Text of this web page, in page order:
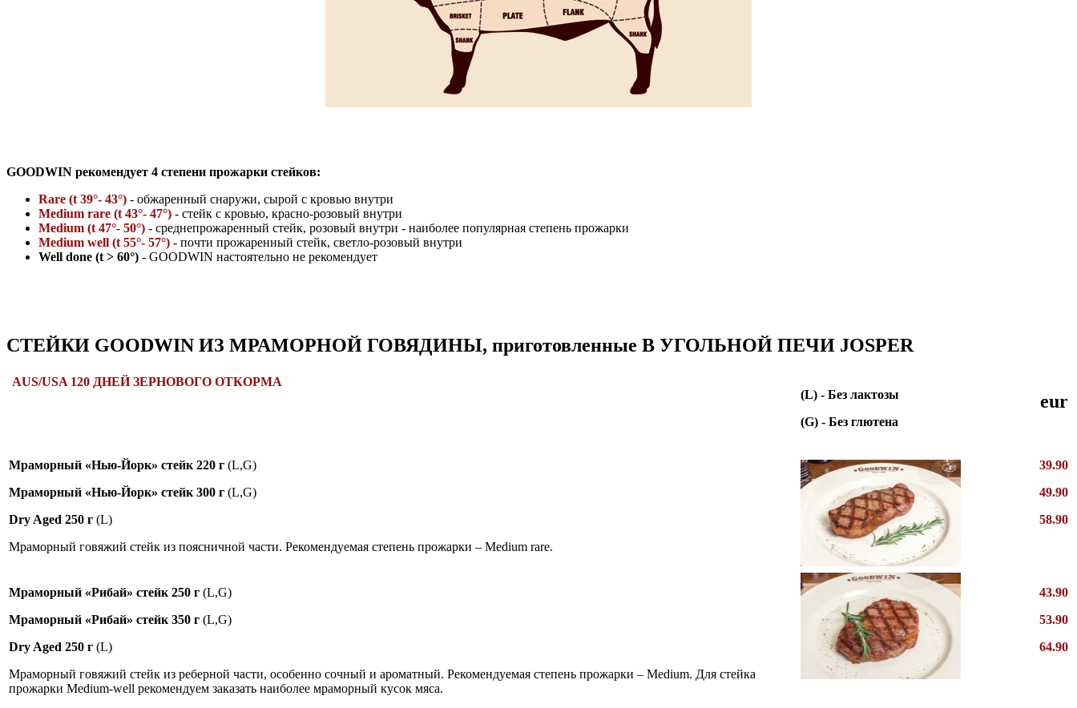
GOODWIN рекомендует 4 степени прожарки стейков:
Rare (t 39°- 43°) - обжаренный снаружи, сырой с кровью внутри
Medium rare (t 43°- 47°) - стейк с кровью, красно-розовый внутри
Medium (t 47°- 50°) - среднепрожаренный стейк, розовый внутри - наиболее популярная степень прожарки
Medium well (t 55°- 57°) - почти прожаренный стейк, светло-розовый внутри
Well done (t > 60°) - GOODWIN настоятельно не рекомендует
СТЕЙКИ GOODWIN ИЗ МРАМОРНОЙ ГОВЯДИНЫ, приготовленные В УГОЛЬНОЙ ПЕЧИ JOSPER
AUS/USA 120 ДНЕЙ ЗЕРНОВОГО ОТКОРМА
(L) - Без лактозы
(G) - Без глютена
eur
Мраморный «Нью-Йорк» стейк 220 г (L,G)
Мраморный «Нью-Йорк» стейк 300 г (L,G)
Dry Aged 250 г (L)
Мраморный говяжий стейк из поясничной части. Рекомендуемая степень прожарки – Medium rare.
39.90
49.90
58.90
Мраморный «Рибай» стейк 250 г (L,G)
Мраморный «Рибай» стейк 350 г (L,G)
Dry Aged 250 г (L)
Мраморный говяжий стейк из реберной части, особенно сочный и ароматный. Рекомендуемая степень прожарки – Medium. Для стейка
прожарки Medium-well рекомендуем заказать наиболее мраморный кусок мяса.
43.90
53.90
64.90